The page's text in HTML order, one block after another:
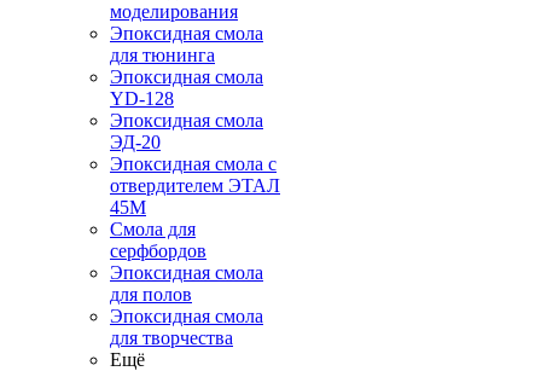
моделирования
Эпоксидная смола
для тюнинга
Эпоксидная смола
YD-128
Эпоксидная смола
ЭД-20
Эпоксидная смола с
отвердителем ЭТАЛ
45М
Смола для
серфбордов
Эпоксидная смола
для полов
Эпоксидная смола
для творчества
Ещё